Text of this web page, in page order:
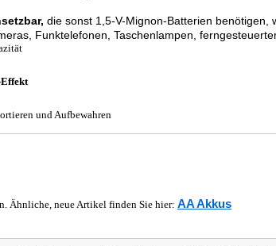
die sonst 1,5-V-Mignon-Batterien benötigen,
Funktelefonen, Taschenlampen,
und Aufbewahren
Ähnliche, neue Artikel finden Sie hier: AA Akkus